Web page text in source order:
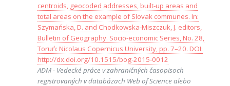
centroids, geocoded addresses, built-up areas and
total areas on the example of Slovak communes. In:
Szymańska, D. and Chodkowska-Miszczuk, J. editors,
Bulletin of Geography. Socio-economic Series, No. 28,
Toruń: Nicolaus Copernicus University, pp. 7–20. DOI:
http://dx.doi.org/10.1515/bog-2015-0012
ADM - Vedecké práce v zahraničných časopisoch
registrovaných v databázach Web of Science alebo